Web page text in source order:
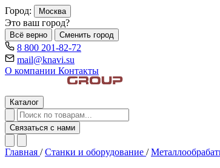
Город: Москва
Это ваш город?
Всё верно Сменить город
8 800 201-82-72
mail@knavi.su
О компании Контакты
Каталог
Связаться с нами
Главная / Станки и оборудование /